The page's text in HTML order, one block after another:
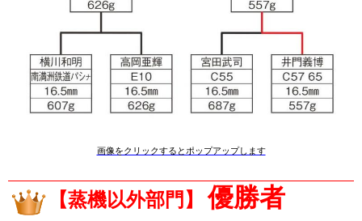
画像をクリックするとポップアップします
【蒸機以外部門】優勝者